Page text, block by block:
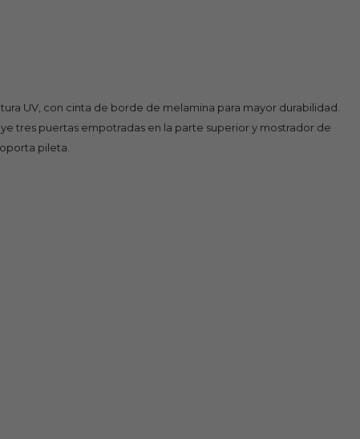
UV, con cinta de borde de melamina para mayor durabilidad.
tres puertas empotradas en la parte superior y mostrador de
pileta.